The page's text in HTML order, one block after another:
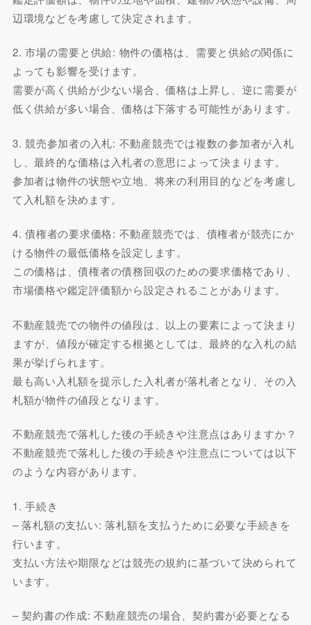
辺環境などを考慮して決定されます。
2. 市場の需要と供給: 物件の価格は、需要と供給の関係に
よっても影響を受けます。
需要が高く供給が少ない場合、価格は上昇し、逆に需要が
低く供給が多い場合、価格は下落する可能性があります。
3. 競売参加者の入札: 不動産競売では複数の参加者が入札
し、最終的な価格は入札者の意思によって決まります。
参加者は物件の状態や立地、将来の利用目的などを考慮し
て入札額を決めます。
4. 債権者の要求価格: 不動産競売では、債権者が競売にか
ける物件の最低価格を設定します。
この価格は、債権者の債務回収のための要求価格であり、
市場価格や鑑定評価額から設定されることがあります。
不動産競売での物件の値段は、以上の要素によって決まり
ますが、値段が確定する根拠としては、最終的な入札の結
果が挙げられます。
最も高い入札額を提示した入札者が落札者となり、その入
札額が物件の値段となります。
不動産競売で落札した後の手続きや注意点はありますか？
不動産競売で落札した後の手続きや注意点については以下
のような内容があります。
1. 手続き
– 落札額の支払い: 落札額を支払うために必要な手続きを
行います。
支払い方法や期限などは競売の規約に基づいて決められて
います。
– 契約書の作成: 不動産競売の場合、契約書が必要となる